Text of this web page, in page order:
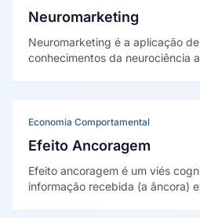
Neuromarketing
Neuromarketing é a aplicação
conhecimentos da neurociência
marketing e tomada de decisão.
Economia Comportamental
Efeito Ancoragem
Efeito ancoragem é um viés
informação recebida (a âncora)